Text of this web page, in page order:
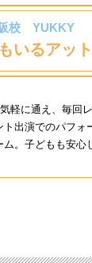
校 YUKKY
いるアッ
に通え、毎
出演でのパフ
。子どもも安心